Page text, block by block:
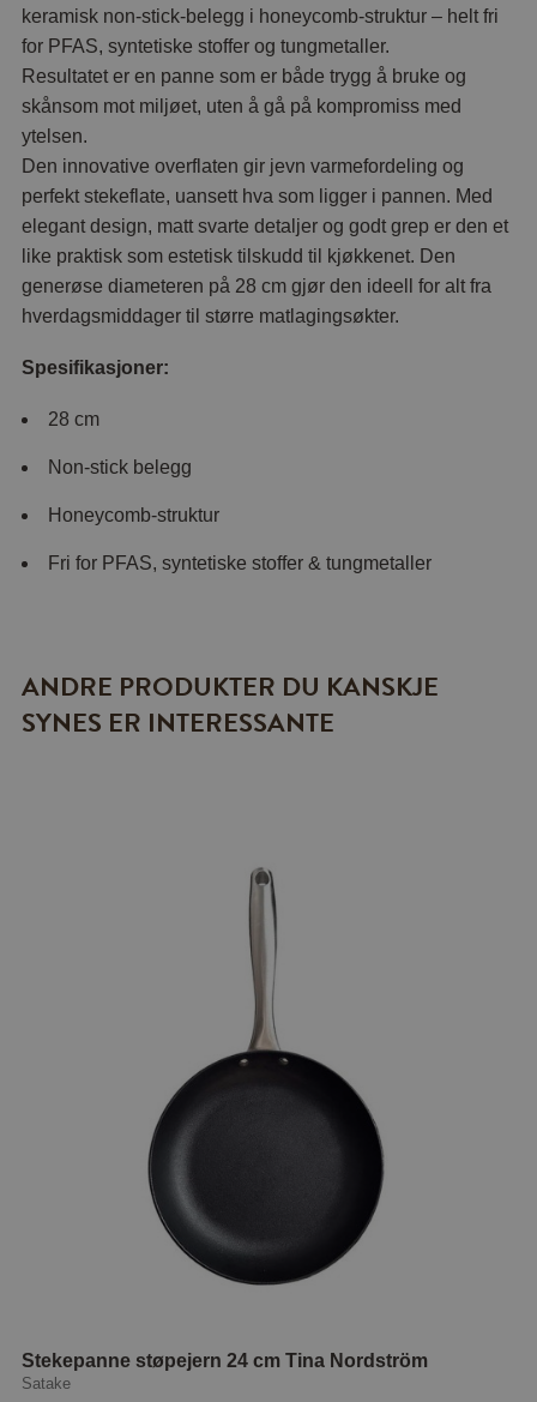
keramisk non-stick-belegg i honeycomb-struktur – helt fri
for PFAS, syntetiske stoffer og tungmetaller.
Resultatet er en panne som er både trygg å bruke og
skånsom mot miljøet, uten å gå på kompromiss med
ytelsen.
Den innovative overflaten gir jevn varmefordeling og
perfekt stekeflate, uansett hva som ligger i pannen. Med
elegant design, matt svarte detaljer og godt grep er den et
like praktisk som estetisk tilskudd til kjøkkenet. Den
generøse diameteren på 28 cm gjør den ideell for alt fra
hverdagsmiddager til større matlagingsøkter.
Spesifikasjoner:
28 cm
Non-stick belegg
Honeycomb-struktur
Fri for PFAS, syntetiske stoffer & tungmetaller
ANDRE PRODUKTER DU KANSKJE
SYNES ER INTERESSANTE
Stekepanne støpejern 24 cm Tina Nordström
Satake